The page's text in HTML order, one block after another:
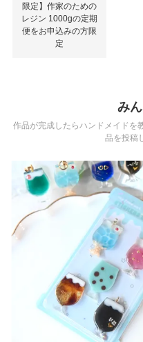
限定】作家のための
レジン 1000gの定期
便をお申込みの方限
定
み
作品が完成したらハンドメイドを
品を投稿